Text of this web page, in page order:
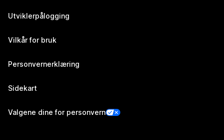
Utviklerpålogging
Vilkår for bruk
Personvernerklæring
Sidekart
Valgene dine for personvern